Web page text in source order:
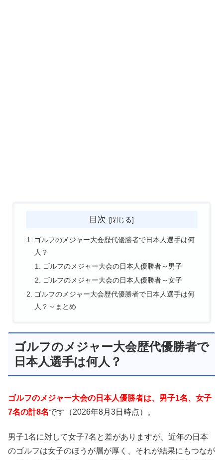
目次
ゴルフのメジャー大会歴代優勝者で日本人選手は何
人？
ゴルフのメジャー大会の日本人優勝者～男子
ゴルフのメジャー大会の日本人優勝者～女子
ゴルフのメジャー大会歴代優勝者で日本人選手は何
人？～まとめ
ゴルフのメジャー大会歴代優勝者で
日本人選手は何人？
ゴルフのメジャー大会の日本人優勝者は、男子1名、女子
7名の計8名です（2026年8月3日時点）。
男子1名に対して女子7名と差がありますが、近年の日本
のゴルフは女子のほうが層が厚く、それが結果にもつなが